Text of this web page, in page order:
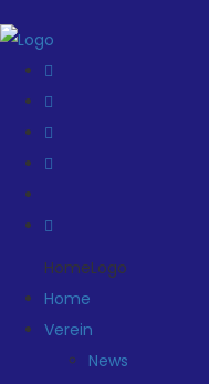
HomeLogo
Home
Verein
News